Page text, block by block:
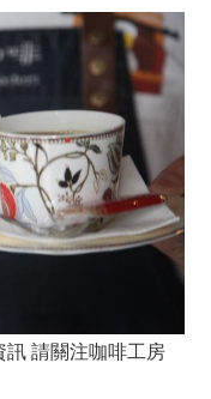
訊 請關注咖啡工房